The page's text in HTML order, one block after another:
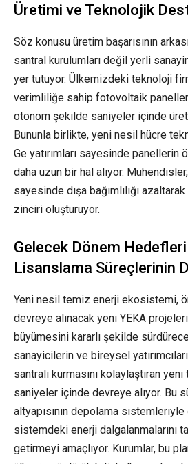
Üretimi ve Teknolojik
Söz konusu üretim başarısının
santral kurulumları değil yerli
yer tutuyor. Ülkemizdeki teknoloji
verimliliğe sahip fotovoltaik
otonom şekilde saniyeler içinde
Bununla birlikte, yeni nesil hücre
Ge yatırımları sayesinde
daha uzun bir hal alıyor.
sayesinde dışa bağımlılığı
zinciri oluşturuyor.
Gelecek Dönem Hedefleri
Lisanslama Süreçlerinin
Yeni nesil temiz enerji ekosistemi,
devreye alınacak yeni YEKA
büyümesini kararlı şekilde
sanayicilerin ve bireysel
santrali kurmasını kolaylaştıran
saniyeler içinde devreye alıyor. Bu
altyapısının depolama
sistemdeki enerji dalgalanmalarını
getirmeyi amaçlıyor. Kurumlar, bu